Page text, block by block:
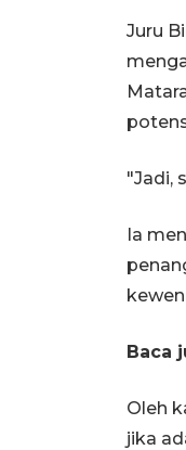
Juru
"Jadi,
Ia
Baca
Oleh
jika